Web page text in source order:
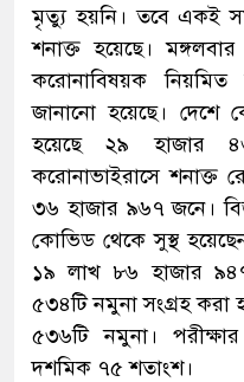
মৃত্যু হয়নি। তবে একই
শনাক্ত হয়েছে। মঙ্গলবার
করোনাবিষয়ক নিয়মিত
জানানো হয়েছে। দেশে
হয়েছে ২৯ হাজার
করোনাভাইরাসে শনাক্ত
৩৬ হাজার ৯৬৭ জনে।
কোভিড থেকে সুস্থ
১৯ লাখ ৮৬ হাজার
৫৩৪টি নমুনা সংগ্রহ করা
৫৩৬টি নমুনা।
দশমিক ৭৫ শতাংশ।